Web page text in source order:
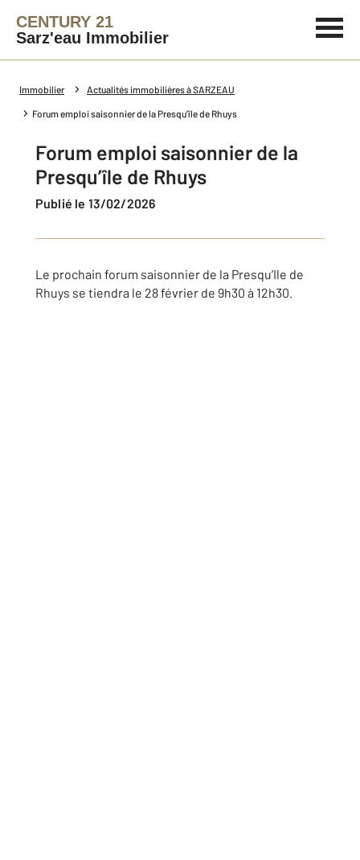
CENTURY 21
Sarz'eau Immobilier
Immobilier Actualités immobilières à SARZEAU
Forum emploi saisonnier de la Presqu’île de Rhuys
Forum emploi saisonnier de la
Presqu’île de Rhuys
Publié le 13/02/2026
Le prochain forum saisonnier de la Presqu’Ile de
Rhuys se tiendra le 28 février de 9h30 à 12h30.